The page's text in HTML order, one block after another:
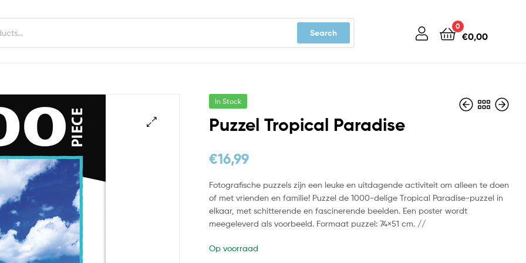
Search
0
€0,00
In Stock
Puzzel Tropical Paradise
€16,99
Fotografische puzzels zijn een leuke en uitdagende activiteit om alleen te doen
of met vrienden en familie! Puzzel de 1000-delige Tropical Paradise-puzzel in
elkaar, met schitterende en fascinerende beelden. Een poster wordt
meegeleverd als voorbeeld. Formaat puzzel: 74×51 cm. //
Op voorraad